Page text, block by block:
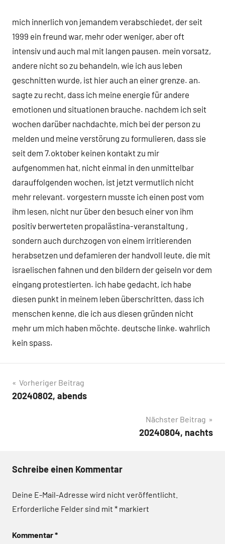
mich innerlich von jemandem verabschiedet, der seit
1999 ein freund war, mehr oder weniger, aber oft
intensiv und auch mal mit langen pausen. mein vorsatz,
andere nicht so zu behandeln, wie ich aus leben
geschnitten wurde, ist hier auch an einer grenze. an.
sagte zu recht, dass ich meine energie für andere
emotionen und situationen brauche. nachdem ich seit
wochen darüber nachdachte, mich bei der person zu
melden und meine verstörung zu formulieren, dass sie
seit dem 7.oktober keinen kontakt zu mir
aufgenommen hat, nicht einmal in den unmittelbar
darauffolgenden wochen, ist jetzt vermutlich nicht
mehr relevant. vorgestern musste ich einen post vom
ihm lesen, nicht nur über den besuch einer von ihm
positiv berwerteten propalästina-veranstaltung ,
sondern auch durchzogen von einem irritierenden
herabsetzen und defamieren der handvoll leute, die mit
israelischen fahnen und den bildern der geiseln vor dem
eingang protestierten. ich habe gedacht, ich habe
diesen punkt in meinem leben überschritten, dass ich
menschen kenne, die ich aus diesen gründen nicht
mehr um mich haben möchte. deutsche linke. wahrlich
kein spass.
Beitragsnavigation
Vorheriger Beitrag
20240802, abends
Nächster Beitrag
20240804, nachts
Schreibe einen Kommentar
Deine E-Mail-Adresse wird nicht veröffentlicht.
Erforderliche Felder sind mit * markiert
Kommentar*